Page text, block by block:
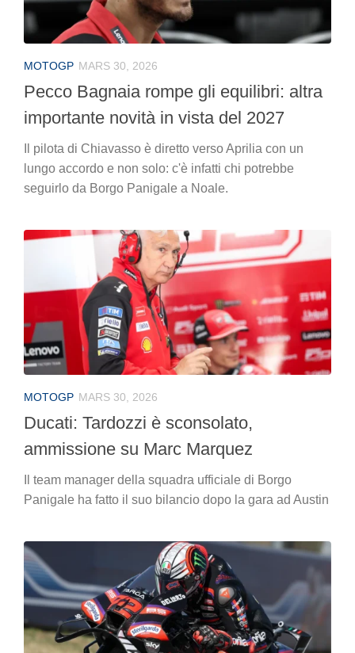
MOTOGP MARS 30, 2026
Pecco Bagnaia rompe gli equilibri: altra
importante novità in vista del 2027
Il pilota di Chiavasso è diretto verso Aprilia con un
lungo accordo e non solo: c'è infatti chi potrebbe
seguirlo da Borgo Panigale a Noale.
MOTOGP MARS 30, 2026
Ducati: Tardozzi è sconsolato,
ammissione su Marc Marquez
Il team manager della squadra ufficiale di Borgo
Panigale ha fatto il suo bilancio dopo la gara ad Austin